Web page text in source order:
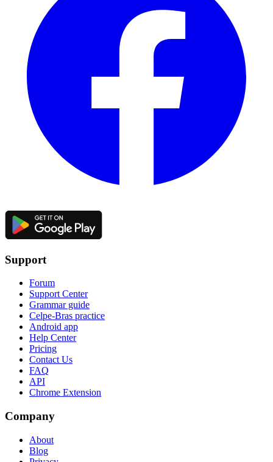
Support
Forum
Support Center
Grammar guide
Celpe-Bras practice
Android app
Help Center
Pricing
Contact Us
FAQ
API
Chrome Extension
Company
About
Blog